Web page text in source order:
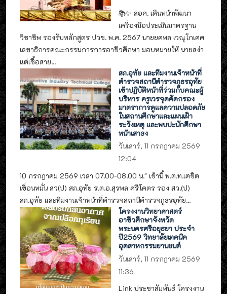
📚✨ สอศ. เดินหน้าพัฒนา
เครื่องมือประเมินมาตรฐาน
วิชาชีพ รองรับหลักสูตร ปวช. พ.ศ. 2567 นายยศพล เวณุโกเศศ
เลขาธิการคณะกรรมการการอาชีวศึกษา มอบหมายให้ นายสง่า
แต่เชื้อสาย...
สภ.อุทัย และทีมงานเจ้าหน้าที่
ตำรวจสถานีตำรวจภูธรอุทัย
เข้าปฏิบัติหน้าที่ร่วมกับคณะผู้
บริหาร ครูเวรจุดคัดกรอง
มาตราการดูแลความปลอดภัย
ในสถานศึกษาและแผนเฝ้า
ระวังเหตุ และพบปะนักศึกษา
หน้าเสาธง
วันเสาร์, 11 กรกฎาคม 2569
12:04
10 กรกฎาคม 2569 เวลา 07.00-08.00 น." เช้านี้ พ.ต.ท.เตชิต
เขื่อนหมั่น สว(ป) สภ.อุทัย ร.ต.อ.สุรพล ศรีโคตร รอง สว.(ป)
สภ.อุทัย และทีมงานเจ้าหน้าที่ตำรวจสถานีตำรวจภูธรอุทัย...
โครงงานวิทยาศาสตร์
อาชีวศึกษาจังหวัด
พระนครศรีอยุธยา ประจำ
ปี2569 วิทยาลัยเทคนิค
อุตสาหกรรมยานยนต์
วันเสาร์, 11 กรกฎาคม 2569
11:36
Link ประชาสัมพันธ์ โครงงาน